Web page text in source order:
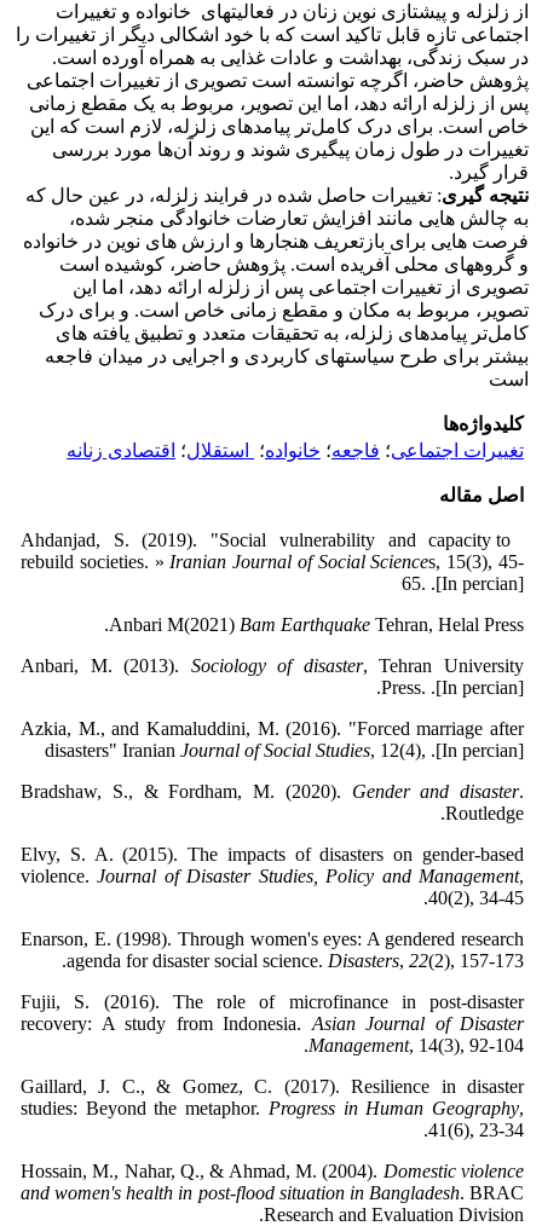
از زلزله و پیشتازی نوین زنان در فعالیتهای خانواده و تغییرات
اجتماعی تازه قابل تاکید است که با خود اشکالی دیگر از تغییرات را
در سبک زندگی، بهداشت و عادات غذایی به همراه آورده است.
پژوهش حاضر، اگرچه توانسته است تصویری از تغییرات اجتماعی
پس از زلزله ارائه دهد، اما این تصویر، مربوط به یک مقطع زمانی
خاص است. برای درک کامل‌تر پیامدهای زلزله، لازم است که این
تغییرات در طول زمان پیگیری شوند و روند آن‌ها مورد بررسی
قرار گیرد.
نتیجه گیری: تغییرات حاصل شده در فرایند زلزله، در عین حال که
به چالش هایی مانند افزایش تعارضات خانوادگی منجر شده،
فرصت هایی برای بازتعریف هنجارها و ارزش های نوین در خانواده
و گروههای محلی آفریده است. پژوهش حاضر، کوشیده است
تصویری از تغییرات اجتماعی پس از زلزله ارائه دهد، اما این
تصویر، مربوط به مکان و مقطع زمانی خاص است. و برای درک
کامل‌تر پیامدهای زلزله، به تحقیقات متعدد و تطبیق یافته های
بیشتر برای طرح سیاستهای کاربردی و اجرایی در میدان فاجعه
است
کلیدواژه‌ها
تغییرات اجتماعی؛ فاجعه؛ خانواده؛ ‌ استقلال؛ اقتصادی زنانه
اصل مقاله
Ahdanjad, S. (2019). "Social vulnerability and capacity to
rebuild societies. » Iranian Journal of Social Sciences, 15(3), 45-
65. .[In percian]
Anbari M(2021) Bam Earthquake Tehran, Helal Press.
Anbari, M. (2013). Sociology of disaster, Tehran University
Press. .[In percian].
Azkia, M., and Kamaluddini, M. (2016). "Forced marriage after
disasters" Iranian Journal of Social Studies, 12(4), .[In percian]
Bradshaw, S., & Fordham, M. (2020). Gender and disaster.
Routledge.
Elvy, S. A. (2015). The impacts of disasters on gender-based
violence.Journal of Disaster Studies, Policy and Management,
40(2), 34-45.
Enarson, E. (1998). Through women's eyes: A gendered research
agenda for disaster social science. Disasters, 22(2), 157-173.
Fujii, S. (2016). The role of microfinance in post-disaster
recovery: A study from Indonesia. Asian Journal of Disaster
Management, 14(3), 92-104.
Gaillard, J. C., & Gomez, C. (2017). Resilience in disaster
studies: Beyond the metaphor. Progress in Human Geography,
41(6), 23-34.
Hossain, M., Nahar, Q., & Ahmad, M. (2004). Domestic violence
and women's health in post-flood situation in Bangladesh. BRAC
Research and Evaluation Division.